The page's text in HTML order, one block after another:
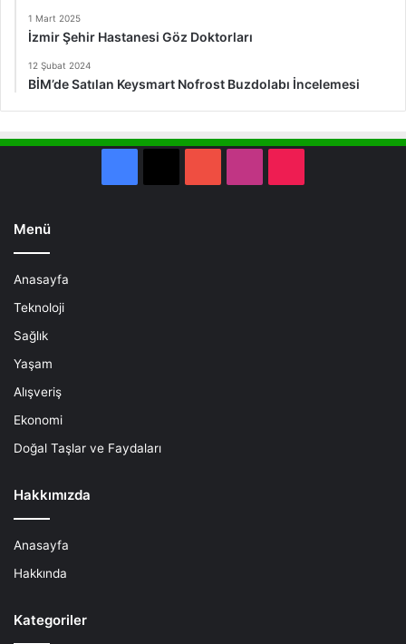
1 Mart 2025
İzmir Şehir Hastanesi Göz Doktorları
12 Şubat 2024
BİM’de Satılan Keysmart Nofrost Buzdolabı İncelemesi
Menü
Anasayfa
Teknoloji
Sağlık
Yaşam
Alışveriş
Ekonomi
Doğal Taşlar ve Faydaları
Hakkımızda
Anasayfa
Hakkında
Kategoriler